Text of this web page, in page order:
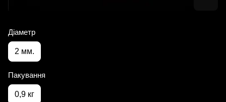
Діаметр
2 мм.
Пакування
0,9 кг